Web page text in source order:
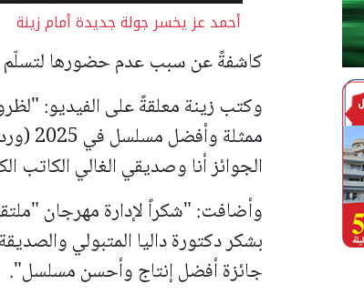
أحمد عز يخسر جولة جديدة أمام زينة
كاشفةً عن سبب عدم حضورها لتسلّم
وكتب زينة معلقةً على الفيديو:
الجوائز أنا وصديقي الغالي الكاتب
وأضافت: "شكراً لإدارة مهرجان
بشكر دكتورة داليا المتبولي
جائزة أفضل إنتاج وأحسن مسلسل".